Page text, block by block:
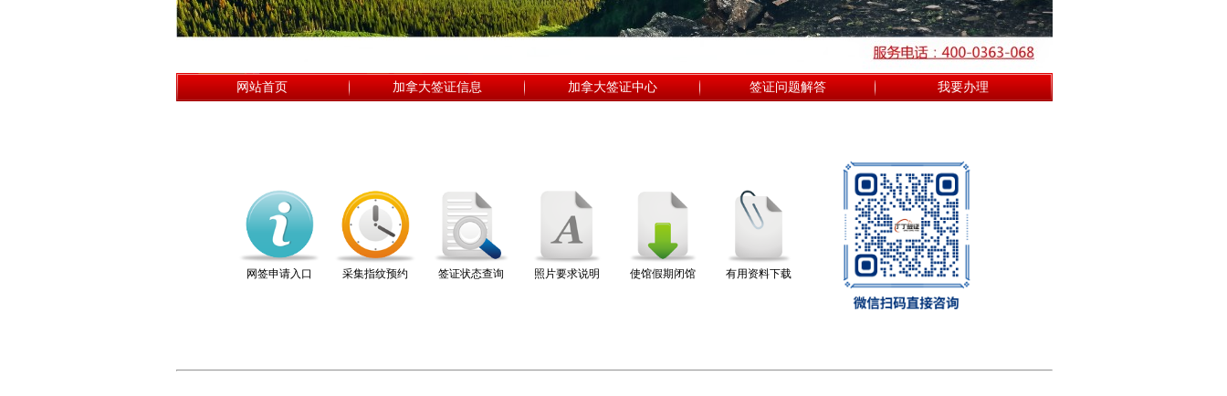
网站首页 加拿大签证信息 加拿大签证中心 签证问题解答 我要办理
网签申请入口 采集指纹预约 签证状态查询 照片要求说明 使馆假期闭馆 有用资料下载